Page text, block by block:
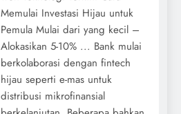
Memulai Investasi Hijau untuk
Pemula Mulai dari yang kecil –
Alokasikan 5-10% ... Bank mulai
berkolaborasi dengan fintech
hijau seperti e-mas untuk
distribusi mikrofinansial